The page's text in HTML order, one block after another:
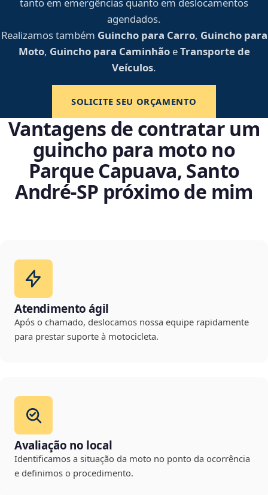
tanto em emergências quanto em deslocamentos
agendados.
Realizamos também Guincho para Carro, Guincho para
Moto, Guincho para CaminhãoeTransporte de
Veículos.
SOLICITE SEU ORÇAMENTO
Vantagens de contratar um
guincho para moto no
Parque Capuava, Santo
André‑SP próximo de mim
Atendimento ágil
Após o chamado, deslocamos nossa equipe rapidamente
para prestar suporte à motocicleta.
Avaliação no local
Identificamos a situação da moto no ponto da ocorrência
e definimos o procedimento.